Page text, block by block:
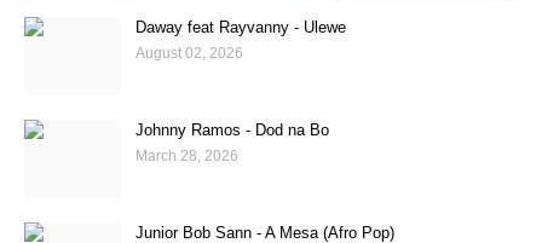
Daway feat Rayvanny - Ulewe
August 02, 2026
Johnny Ramos - Dod na Bo
March 28, 2026
Junior Bob Sann - A Mesa (Afro Pop)